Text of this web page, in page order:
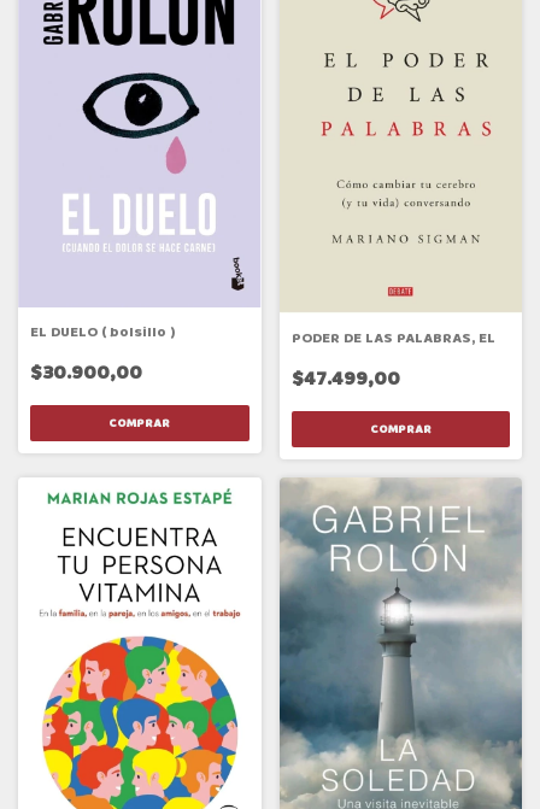
EL DUELO ( bolsillo )
$30.900,00
PODER DE LAS PALABRAS, EL
$47.499,00